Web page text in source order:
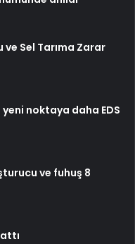
ve Sel Tarıma Zarar
yeni noktaya daha EDS
ve fuhuş 8